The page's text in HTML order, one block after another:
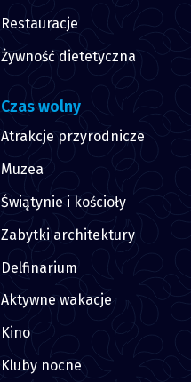
Restauracje
Żywność dietetyczna
Czas wolny
Atrakcje przyrodnicze
Muzea
Świątynie i kościoły
Zabytki architektury
Delfinarium
Aktywne wakacje
Kino
Kluby nocne